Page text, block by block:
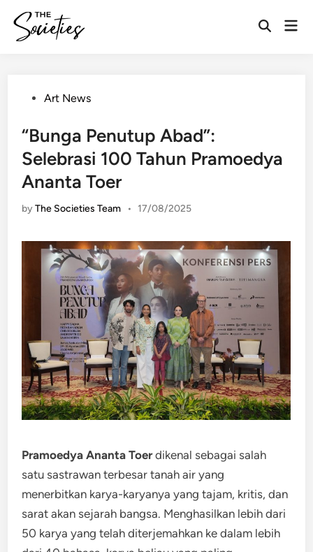
content
Open
PostedArt News
“Bunga Penutup Abad”:
Selebrasi 100 Tahun Pramoedya
Ananta Toer
byThe Societies Team • 17/08/2025
Pramoedya Ananta Toerdikenal sebagai salah
satu sastrawan terbesar tanah air yang
menerbitkan karya-karyanya yang tajam, kritis, dan
sarat akan sejarah bangsa. Menghasilkan lebih dari
50 karya yang telah diterjemahkan ke dalam lebih